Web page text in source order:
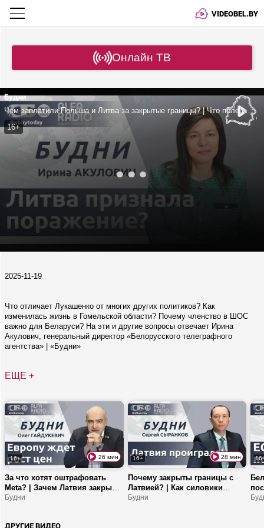
VIDEOBEL.BY
Онлайн ТВ
Будни
Чем заплатили Польша и Литва за закрытые границы? | Что полешуки просили у Лукашенко? | Что Беларуси дает членство в ШОС? | Акулович
16+
2025-11-19
Что отличает Лукашенко от многих других политиков? Как
изменилась жизнь в Гомельской области? Почему членство в ШОС
важно для Беларуси? На эти и другие вопросы отвечает Ирина
Акулович, генеральный директор «Белорусского телеграфного
агентства» | «Будни»
ЕЩЕ +
16+ 26 мин
За что хотят оштрафовать
Meta? | Зачем Латвия закрыла
границу с нами? | Вакцинация
Будни
16+ 28 мин
Почему закрыты границы с
Латвией? | Как силовики
участвуют в уборочной
Будни
ДРУГИЕ ВИДЕО